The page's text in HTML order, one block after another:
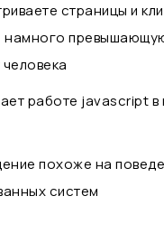
страницы и
намного
работе javascript в
похоже на
систем